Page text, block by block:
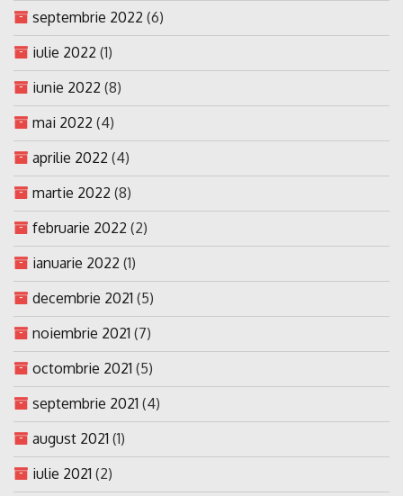
septembrie 2022 (6)
iulie 2022 (1)
iunie 2022 (8)
mai 2022 (4)
aprilie 2022 (4)
martie 2022 (8)
februarie 2022 (2)
ianuarie 2022 (1)
decembrie 2021 (5)
noiembrie 2021 (7)
octombrie 2021 (5)
septembrie 2021 (4)
august 2021 (1)
iulie 2021 (2)